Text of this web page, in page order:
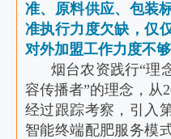
准、原料供应、包装
准执行力度欠缺，仅
对外加盟工作力度不
烟台农资践行“理
容传播者”的理念，从
经过跟踪考察，引入
智能终端配肥服务模